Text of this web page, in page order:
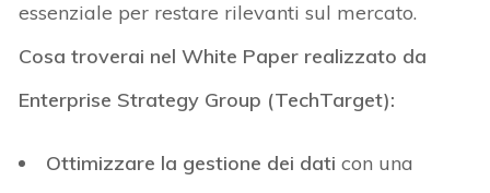
essenziale per restare rilevanti sul mercato.
Cosatroverai nel White Paper realizzato da
Enterprise Strategy Group (TechTarget):
Ottimizzare la gestione dei daticon una